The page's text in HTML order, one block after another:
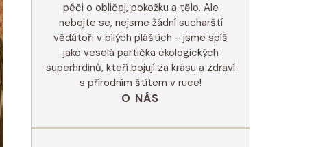
péči o obličej, pokožku a tělo. Ale
nebojte se, nejsme žádní sucharští
vědátoři v bílých pláštích - jsme spíš
jako veselá partička ekologických
superhrdinů, kteří bojují za krásu a zdraví
s přírodním štítem v ruce!
O NÁS